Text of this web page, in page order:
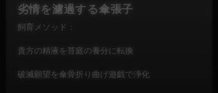
劣情を濾過する傘張子
飼育メソッド：
貴方の精液を苔庭の養分に転換
破滅願望を傘骨折り曲げ遊戯で浄化